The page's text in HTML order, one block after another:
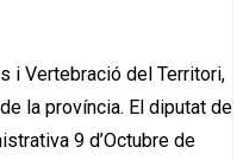
i Vertebració del Territori,
la província. El diputat de
9 d’Octubre de